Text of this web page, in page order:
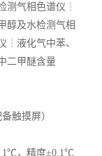
测气相色谱仪┆
醇及水检测气相
┆液化气中苯、
二甲醚含量
触摸屏）
1℃，精度±0.1℃